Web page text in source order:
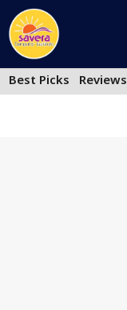
Skip
to
content
Best Picks
Reviews